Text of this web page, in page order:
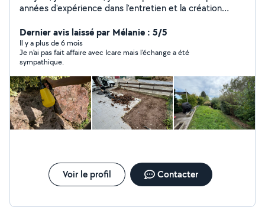
années d'expérience dans l'entretien et la création
et maintenir vos espaces verts pour qu'ils soient à la fois
esthétiques et fonctionnels. Je propose une large
gamme de services adaptés à vos besoins, allant de
l'entretien régulier à des interventions plus spécifiques.
Mes tarifs sont flexibles et peuvent être ajustés en
fonction de la taille du projet et de la fréquence des
interventions, afin de vous offrir des solutions sur
mesure, adaptées à votre budget.
Dernier avis laissé par Mélanie : 5/5
Il y a plus de 6 mois
Je n'ai pas fait affaire avec Icare mais l'échange a été
sympathique.
Voir le profil Contacter